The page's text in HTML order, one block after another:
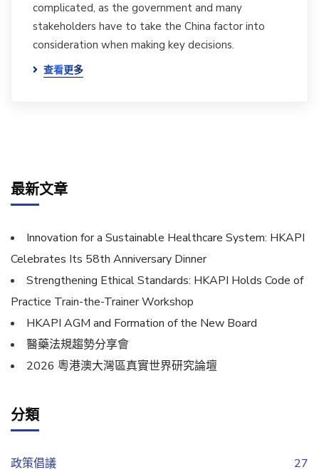
complicated, as the government and many
stakeholders have to take the China factor into
consideration when making key decisions.
查看更多
最新文章
Innovation for a Sustainable Healthcare System: HKAPI
Celebrates Its 58th Anniversary Dinner
Strengthening Ethical Standards: HKAPI Holds Code of
Practice Train-the-Trainer Workshop
HKAPI AGM and Formation of the New Board
醫藥法規趨勢分享會
2026 粵港澳大灣區真實世界研究論壇
分類
政策倡議
27